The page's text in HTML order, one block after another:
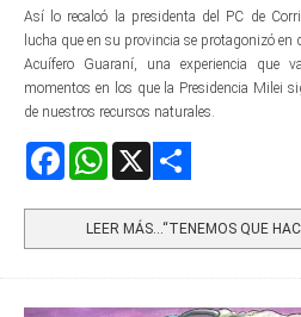
Así lo recalcó la presidenta del PC de
lucha que en su provincia se protagonizó en
Acuífero Guaraní, una experiencia que
momentos en los que la Presidencia Milei
de nuestros recursos naturales.
FacebookWhatsApp
LEER MÁS…“TENEMOS QUE